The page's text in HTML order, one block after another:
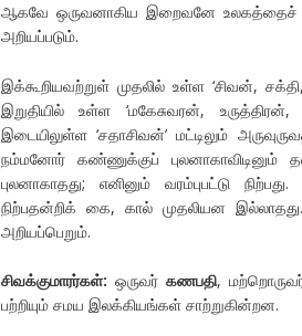
ஆகவே ஒருவனாகிய இறைவனே உலகத்தைச்
அறியப்படும்.
இக்கூறியவற்றுள் முதலில் உள்ள ‘சிவன்,
இறுதியில் உள்ள ‘மகேசுவரன்,
இடையிலுள்ள ‘சதாசிவன்’ மட்டிலும்
நம்மனோர் கண்ணுக்குப்
புலனாகாதது; எனினும் வரம்புபட்டு
நிற்பதன்றிக் கை, கால் முதலியன
அறியப்பெறும்.
சிவக்குமாரர்கள்: ஒருவர்கணபதி,
பற்றியும் சமய இலக்கியங்கள் சாற்றுகின்றன.